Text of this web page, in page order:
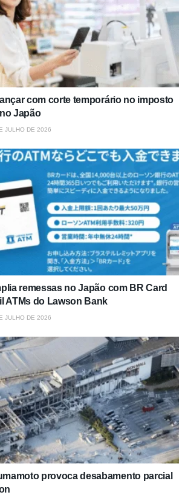
com corte temporário no imposto
Japão
JULHO DE 2026
remessas no Japão com BR Card
ATMs do Lawson Bank
JULHO DE 2026
provoca desabamento parcial